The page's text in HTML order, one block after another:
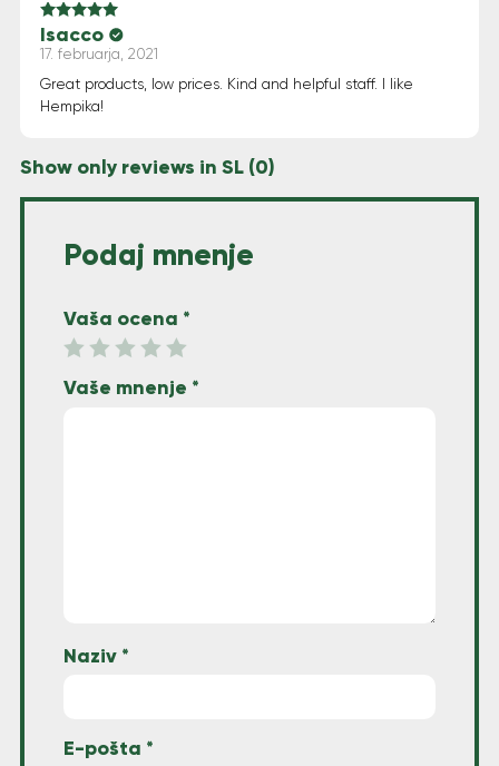
Ocenjeno5od 5
Isacco
17. februarja, 2021
Great products, low prices. Kind and helpful staff. I like
Hempika!
Show only reviews in SL (0)
Podaj mnenje
Vaša ocena *
Vaše mnenje *
Naziv *
E-pošta *